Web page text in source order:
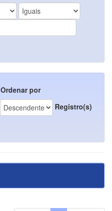
Ordenar por
Registro(s)